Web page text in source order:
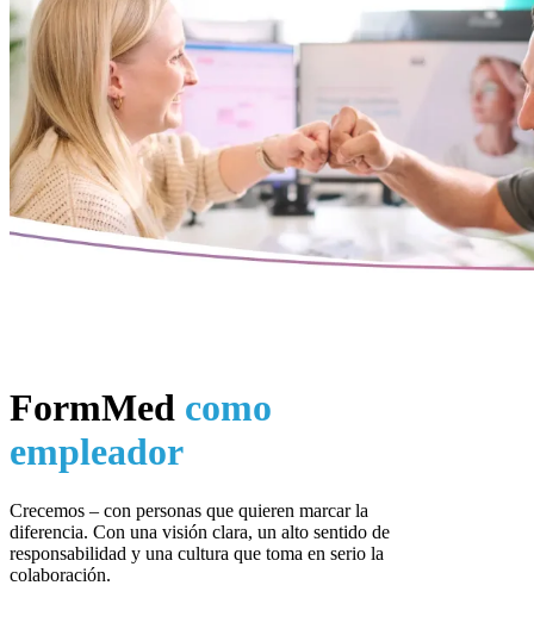
FormMed como
empleador
Crecemos – con personas que quieren marcar la
diferencia. Con una visión clara, un alto sentido de
responsabilidad y una cultura que toma en serio la
colaboración.